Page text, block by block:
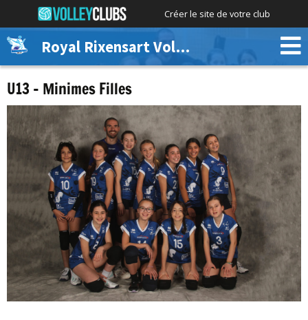
Créer le site de votre club
Royal Rixensart Volley
U13 – Minimes Filles